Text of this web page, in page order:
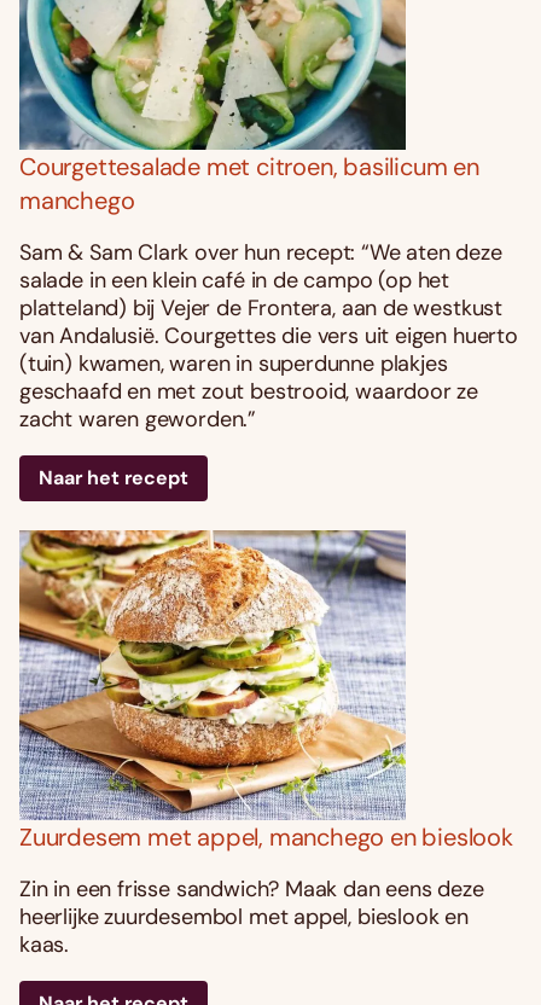
Courgettesalade met citroen, basilicum en
manchego
Sam & Sam Clark over hun recept: “We aten deze
salade in een klein café in de campo (op het
platteland) bij Vejer de Frontera, aan de westkust
van Andalusië. Courgettes die vers uit eigen huerto
(tuin) kwamen, waren in superdunne plakjes
geschaafd en met zout bestrooid, waardoor ze
zacht waren geworden.”
Naar het recept
Zuurdesem met appel, manchego en bieslook
Zin in een frisse sandwich? Maak dan eens deze
heerlijke zuurdesembol met appel, bieslook en
kaas.